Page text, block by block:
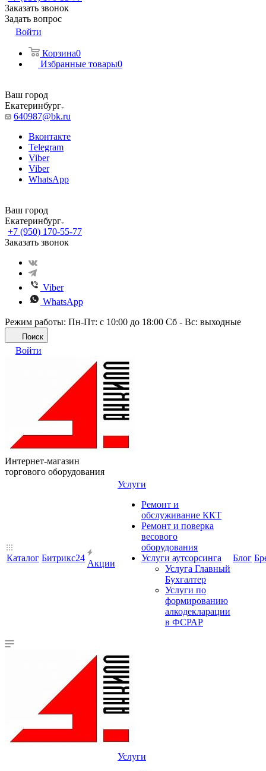
Заказать звонок
Задать вопрос
Войти
Корзина0
Избранные товары0
Ваш город
Екатеринбург
640987@bk.ru
Вконтакте
Telegram
Viber
Viber
WhatsApp
Ваш город
Екатеринбург
+7 (950) 170-55-77
Заказать звонок
Viber
WhatsApp
Режим работы: Пн-Пт: с 10:00 до 18:00 Сб - Вс: выходные
Поиск
Войти
Интернет-магазин
торгового оборудования
Каталог Битрикс24
Акции
Услуги
Ремонт и
обслуживание ККТ
Ремонт и поверка
весового
оборудования
Услуги аутсорсинга
Услуга Главный
Бухгалтер
Услуги по
формированию
алкодекларации
в ФСРАР
Блог
Услуги